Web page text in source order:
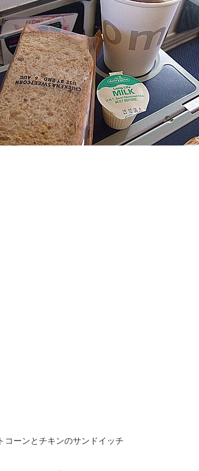
コーンとチキンのサンドイッチ